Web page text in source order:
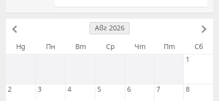
Авг 2026
Нд
Пн Вт Ср Чт Пт
Сб
1
2 3 4 5 6 7 8